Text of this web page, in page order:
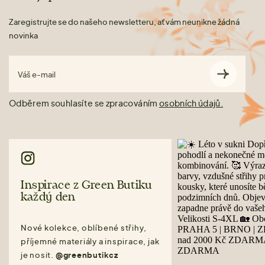
Zaregistrujte se do našeho newsletteru, ať vám neunikne žádná
novinka
Váš e-mail
Odběrem souhlasíte se zpracováním osobních údajů.
Inspirace z Green Butiku
každý den
Nové kolekce, oblíbené střihy,
příjemné materiály a inspirace, jak
je nosit. @greenbutikcz